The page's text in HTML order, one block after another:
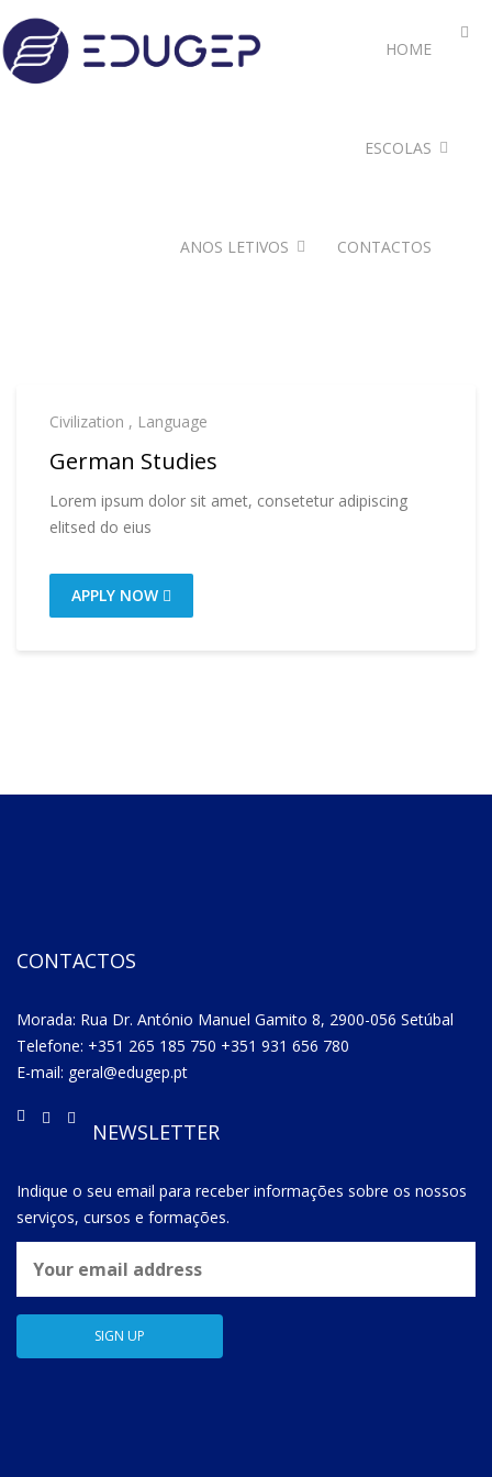
HOME
ESCOLAS
ANOS LETIVOS CONTACTOS
Civilization , Language
German Studies
Lorem ipsum dolor sit amet, consetetur adipiscing
elitsed do eius
APPLY NOW
CONTACTOS
Morada: Rua Dr. António Manuel Gamito 8, 2900-056 Setúbal
Telefone: +351 265 185 750 +351 931 656 780
E-mail: geral@edugep.pt
NEWSLETTER
Indique o seu email para receber informações sobre os nossos
serviços, cursos e formações.